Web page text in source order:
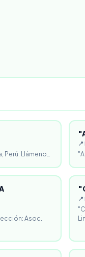
Perú. Llámeno…
Asoc.